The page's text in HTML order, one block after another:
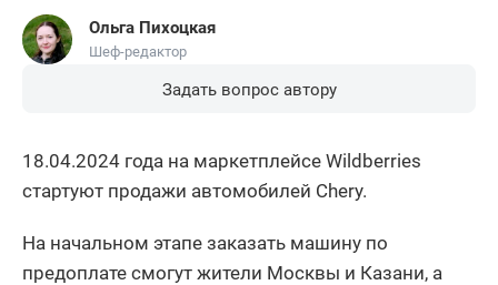
Ольга Пихоцкая
Шеф-редактор
Задать вопрос автору
18.04.2024 года на маркетплейсе Wildberries
стартуют продажи автомобилей Chery.
На начальном этапе заказать машину по
предоплате смогут жители Москвы и Казани, а